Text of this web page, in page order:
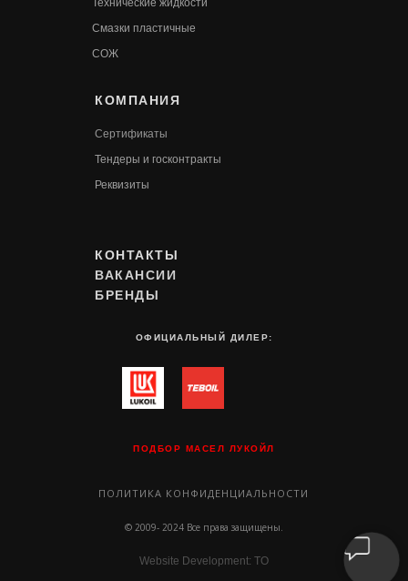
КОМПАНИЯ
Website Development: TO
© 2009- 2024 Все права защищены.
ПОЛИТИКА КОНФИДЕНЦИАЛЬНОСТИ
Технические жидкости
Смазки пластичные
СОЖ
Сертификаты
Тендеры и госконтракты
Реквизиты
КОНТАКТЫ
ОФИЦИАЛЬНЫЙ ДИЛЕР:
БРЕНДЫ
ПОДБОР МАСЕЛ ЛУКОЙЛ
ВАКАНСИИ